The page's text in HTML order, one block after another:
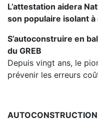
L’attestation aidera
son populaire isolant
S’autoconstruire en
du GREB
Depuis vingt ans, le
prévenir les erreurs
AUTOCONSTRUCTION